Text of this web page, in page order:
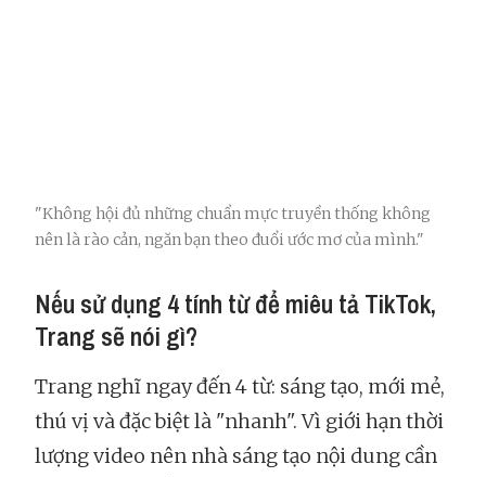
"Không hội đủ những chuẩn mực truyền thống không
nên là rào cản, ngăn bạn theo đuổi ước mơ của mình."
Nếu sử dụng 4 tính từ để miêu tả TikTok,
Trang sẽ nói gì?
Trang nghĩ ngay đến 4 từ: sáng tạo, mới mẻ,
thú vị và đặc biệt là "nhanh". Vì giới hạn thời
lượng video nên nhà sáng tạo nội dung cần